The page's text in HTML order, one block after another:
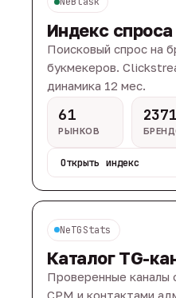
Индекс
Поисковый спрос на
букмекеров.
динамика 12 мес.
61
РЫНКОВ
2371
Открыть индекс
NeTGStats
Каталог TG-
Проверенные каналы
CPM и контактами